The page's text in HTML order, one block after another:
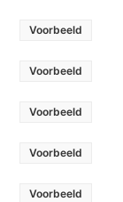
Voorbeeld
Voorbeeld
Voorbeeld
Voorbeeld
Voorbeeld